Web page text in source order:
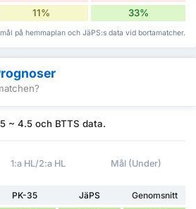
11% 33%
på hemmaplan och JäPS:s data vid bortamatcher.
~ 4.5 och BTTS data.
1:a HL/2:a HL Mål (Under)
PK-35 JäPS
Genomsnitt